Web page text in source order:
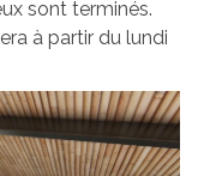
sont terminés.
à partir du lundi